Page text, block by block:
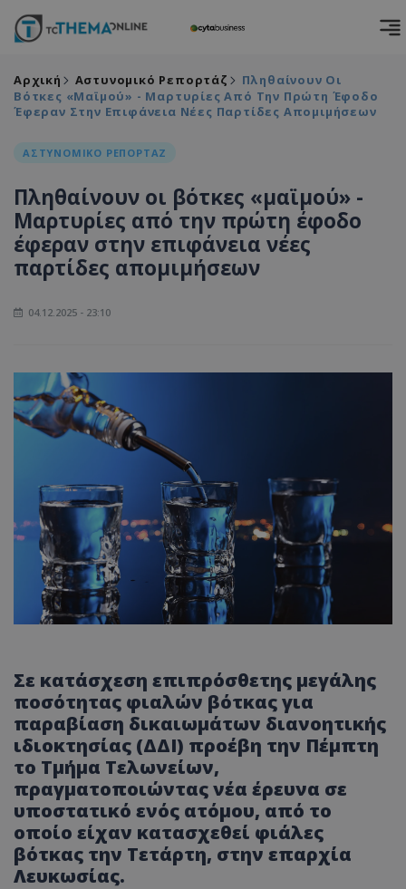
Αρχική Αστυνομικό Ρεπορτάζ
Πληθαίνουν Οι
Βότκες «μαϊμού» - Μαρτυρίες Από Την Πρώτη Έφοδο
Έφεραν Στην Επιφάνεια Νέες Παρτίδες Απομιμήσεων
ΑΣΤΥΝΟΜΙΚΟ ΡΕΠΟΡΤΑΖ
Πληθαίνουν οι βότκες «μαϊμού» -
Μαρτυρίες από την πρώτη έφοδο
έφεραν στην επιφάνεια νέες
παρτίδες απομιμήσεων
04.12.2025 - 23:10
Σε κατάσχεση επιπρόσθετης μεγάλης
ποσότητας φιαλών βότκας για
παραβίαση δικαιωμάτων διανοητικής
ιδιοκτησίας (ΔΔΙ) προέβη την Πέμπτη
το Τμήμα Τελωνείων,
πραγματοποιώντας νέα έρευνα σε
υποστατικό ενός ατόμου, από το
οποίο είχαν κατασχεθεί φιάλες
βότκας την Τετάρτη, στην επαρχία
Λευκωσίας.